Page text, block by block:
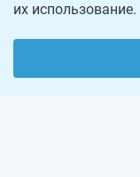
их использование.